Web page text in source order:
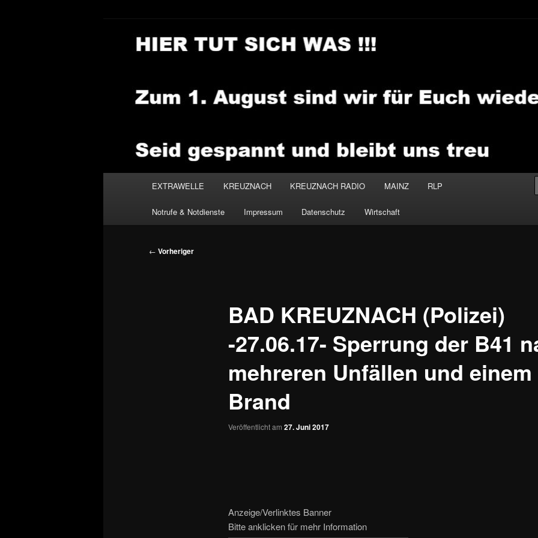
EXTRAWELLE KREUZNACH KREUZNACH RADIO MAINZ RLP
Notrufe & Notdienste Impressum Datenschutz Wirtschaft
Beitragsnavigation
← Vorheriger
BAD KREUZNACH (Polizei)
-27.06.17- Sperrung der B41
mehreren Unfällen und einem
Brand
Veröffentlicht am 27. Juni 2017
Anzeige/Verlinktes Banner
Bitte anklicken für mehr Information